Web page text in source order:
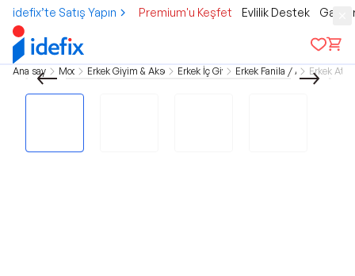
idefix’te Satış Yapın Premium'u Keşfet Evlilik Destek
Ana sayfa Moda Erkek Giyim & AksesuarErkek İç GiyimErkek Fanila / AtletErkek Atlet